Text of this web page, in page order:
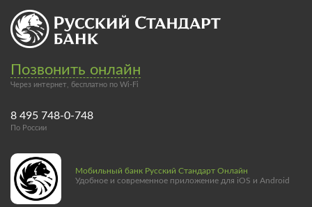
Позвонить онлайн
Через интернет, бесплатно по Wi-Fi
8 495 748-0-748
По России
Мобильный банк Русский Стандарт Онлайн
Удобное и современное приложение для iOS и Android